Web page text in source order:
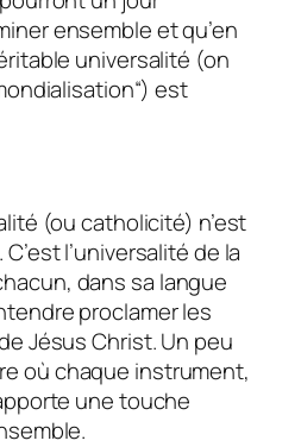
ensemble et qu’en
universalité (on
est
(ou catholicité) n’est
l’universalité de la
dans sa langue
proclamer les
Jésus Christ. Un peu
où chaque instrument,
une touche